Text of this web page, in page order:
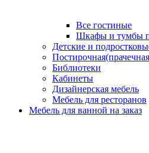
Все гостиные
Шкафы и тумбы
Детские и
Библиотеки
Кабинеты
Дизайнерская мебель
Мебель для ресторанов
Мебель для ванной на заказ